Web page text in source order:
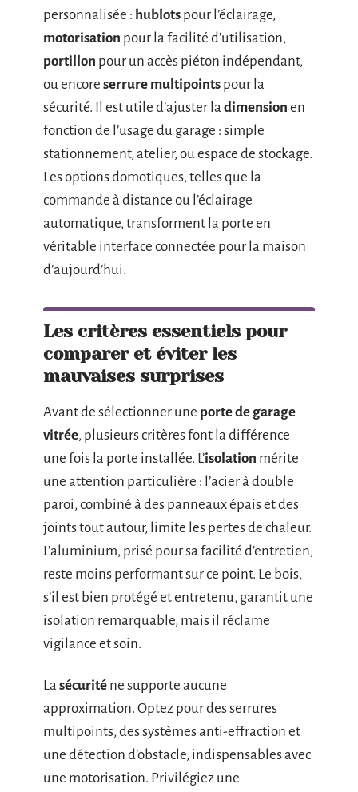
personnalisée : hublots pour l’éclairage,
motorisation pour la facilité d’utilisation,
portillon pour un accès piéton indépendant,
ou encore serrure multipoints pour la
sécurité. Il est utile d’ajuster la dimension en
fonction de l’usage du garage : simple
stationnement, atelier, ou espace de stockage.
Les options domotiques, telles que la
commande à distance ou l’éclairage
automatique, transforment la porte en
véritable interface connectée pour la maison
d’aujourd’hui.
Les critères essentiels pour
comparer et éviter les
mauvaises surprises
Avant de sélectionner une porte de garage
vitrée, plusieurs critères font la différence
une fois la porte installée. L’isolation mérite
une attention particulière : l’acier à double
paroi, combiné à des panneaux épais et des
joints tout autour, limite les pertes de chaleur.
L’aluminium, prisé pour sa facilité d’entretien,
reste moins performant sur ce point. Le bois,
s’il est bien protégé et entretenu, garantit une
isolation remarquable, mais il réclame
vigilance et soin.
La sécurité ne supporte aucune
approximation. Optez pour des serrures
multipoints, des systèmes anti-effraction et
une détection d’obstacle, indispensables avec
une motorisation. Privilégiez une